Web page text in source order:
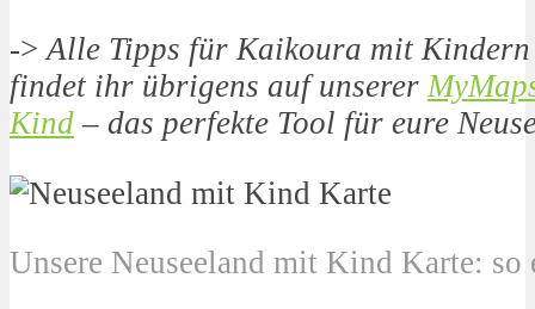
->Alle Tipps für Kaikoura mit
findet ihr übrigens auf unserer
Kind – das perfekte Tool für eure
Unsere Neuseeland mit Kind Karte: so